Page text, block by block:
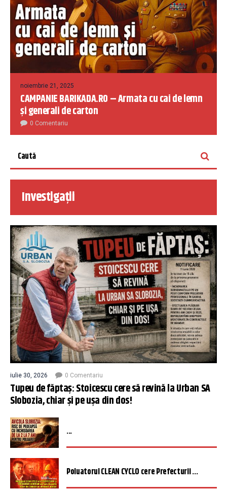
noiembrie 21, 2025
CAMPANIE BARIKADA.RO – Armata cu cai de lemn
și generali de carton
0 Comentariu
Investigații
iulie 30, 2026 0 Comentariu
Tupeu de făptaș: Stoicescu cere să revină la Urban SA
Slobozia, chiar și pe ușa din dos!
...
Poluatorul CLEAN CYCLO cere Prefecturii ...